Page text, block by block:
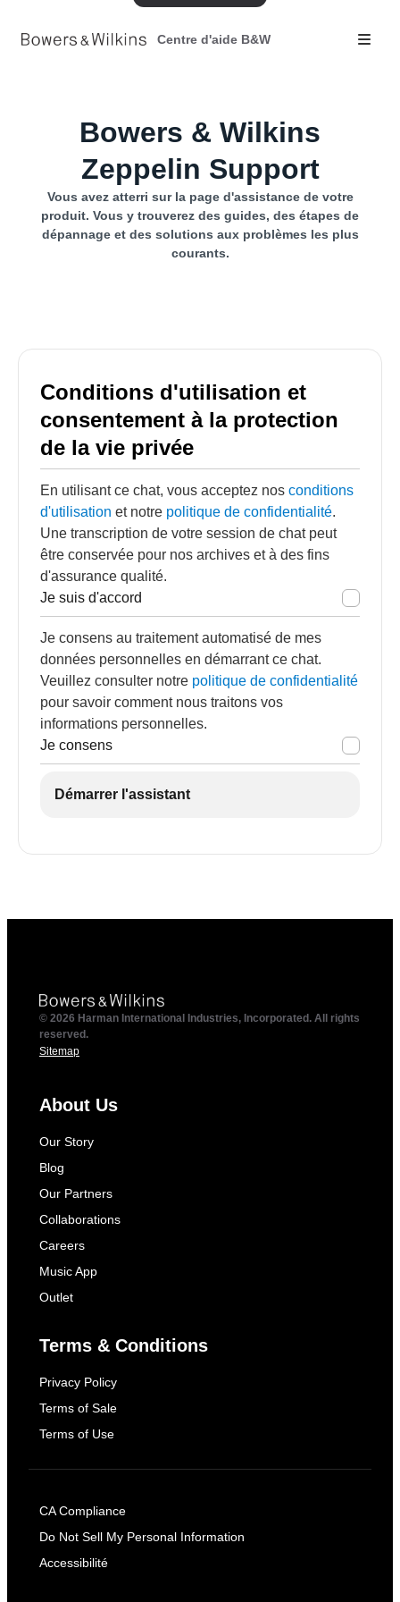
Centre d'aide B&W
Bowers & Wilkins
Zeppelin Support
Vous avez atterri sur la page d'assistance de votre
produit. Vous y trouverez des guides, des étapes de
dépannage et des solutions aux problèmes les plus
courants.
Conditions d'utilisation et
consentement à la protection
de la vie privée
En utilisant ce chat, vous acceptez nos conditions
d'utilisation et notre politique de confidentialité.
Une transcription de votre session de chat peut
être conservée pour nos archives et à des fins
d'assurance qualité.
Je suis d'accord
Je consens au traitement automatisé de mes
données personnelles en démarrant ce chat.
Veuillez consulter notre politique de confidentialité
pour savoir comment nous traitons vos
informations personnelles.
Je consens
Démarrer l'assistant
© 2026 Harman International Industries, Incorporated. All rights
reserved.
Sitemap
About Us
Our Story
Blog
Our Partners
Collaborations
Careers
Music App
Outlet
Terms & Conditions
Privacy Policy
Terms of Sale
Terms of Use
CA Compliance
Do Not Sell My Personal Information
Accessibilité